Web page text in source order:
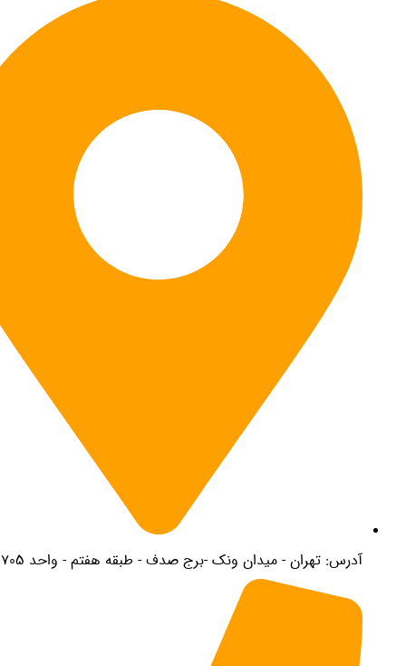
آدرس: تهران - میدان ونک -برج صدف - طبقه هفتم - واحد 705